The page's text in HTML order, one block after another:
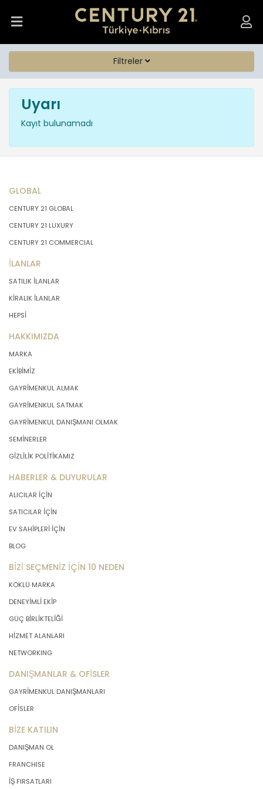
Filtreler
Uyarı
Kayıt bulunamadı
GLOBAL
CENTURY 21 GLOBAL
CENTURY 21 LUXURY
CENTURY 21 COMMERCIAL
İLANLAR
SATILIK İLANLAR
KİRALIK İLANLAR
HEPSİ
HAKKIMIZDA
MARKA
EKİBİMİZ
GAYRİMENKUL ALMAK
GAYRİMENKUL SATMAK
GAYRİMENKUL DANIŞMANI OLMAK
SEMİNERLER
GİZLİLİK POLİTİKAMIZ
HABERLER & DUYURULAR
ALICILAR İÇİN
SATICILAR İÇİN
EV SAHİPLERİ İÇİN
BLOG
BİZİ SEÇMENİZ İÇİN 10 NEDEN
KÖKLÜ MARKA
DENEYİMLİ EKİP
GÜÇ BİRLİKTELİĞİ
HİZMET ALANLARI
NETWORKING
DANIŞMANLAR & OFİSLER
GAYRİMENKUL DANIŞMANLARI
OFİSLER
BİZE KATILIN
DANIŞMAN OL
FRANCHISE
İŞ FIRSATLARI